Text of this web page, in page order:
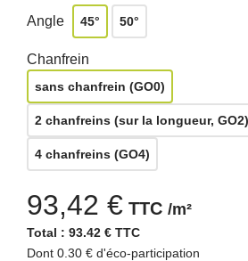
Angle 45° 50°
Chanfrein
sans chanfrein (GO0)
2 chanfreins (sur la longueur, GO2)
4 chanfreins (GO4)
93,42 € TTC /m²
Total : 93.42 € TTC
Dont 0.30 € d'éco-participation